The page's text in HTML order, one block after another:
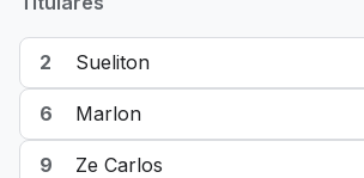
2 Sueliton
6 Marlon
9 Ze Carlos